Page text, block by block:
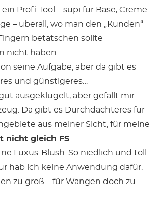
Profi-Tool – supi für Base, Creme
– überall, wo man den „Kunden“
betatschen sollte
nicht haben
seine Aufgabe, aber da gibt es
und günstigeres…
ausgeklügelt, aber gefällt mir
Da gibt es Durchdachteres für
aus meiner Sicht, für meine
nicht gleich FS
ne Luxus-Blush. So niedlich und toll
hab ich keine Anwendung dafür.
zu groß – für Wangen doch zu